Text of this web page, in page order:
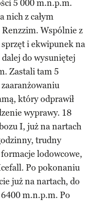
5 000 m.n.p.m.
nich z całym
Wspólnie z
i ekwipunek na
dalej do wysuniętej
Zastali tam 5
który odprawił
wyprawy. 18
I, już na nartach
trudny
lodowcowe,
Po pokonaniu
już na nartach, do
m.n.p.m. Po